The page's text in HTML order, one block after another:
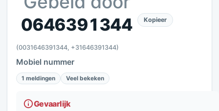
0646391344
(0031646391344, +31646391344)
Kopieer
Mobiel nummer
1 meldingen Veel bekeken
Gevaarlijk